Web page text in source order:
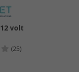
volt
(25)